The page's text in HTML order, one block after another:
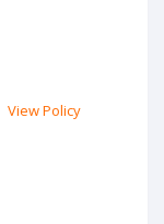
View Policy